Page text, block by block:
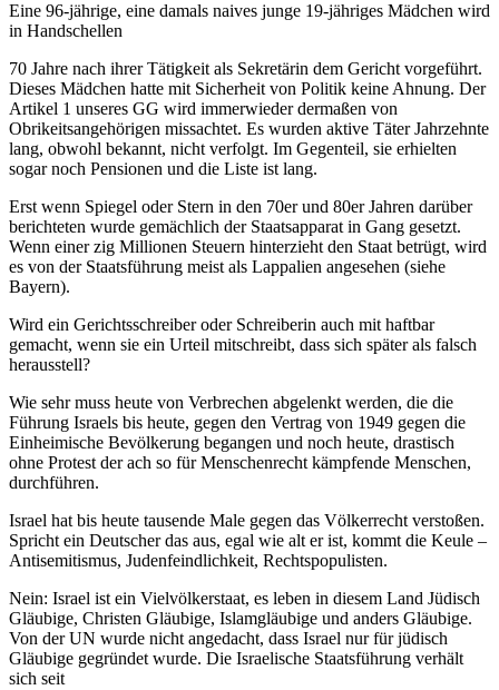
Eine 96-jährige, eine damals naives junge 19-jähriges Mädchen wird
in Handschellen
70 Jahre nach ihrer Tätigkeit als Sekretärin dem Gericht vorgeführt.
Dieses Mädchen hatte mit Sicherheit von Politik keine Ahnung. Der
Artikel 1 unseres GG wird immerwieder dermaßen von
Obrikeitsangehörigen missachtet. Es wurden aktive Täter Jahrzehnte
lang, obwohl bekannt, nicht verfolgt. Im Gegenteil, sie erhielten
sogar noch Pensionen und die Liste ist lang.
Erst wenn Spiegel oder Stern in den 70er und 80er Jahren darüber
berichteten wurde gemächlich der Staatsapparat in Gang gesetzt.
Wenn einer zig Millionen Steuern hinterzieht den Staat betrügt, wird
es von der Staatsführung meist als Lappalien angesehen (siehe
Bayern).
Wird ein Gerichtsschreiber oder Schreiberin auch mit haftbar
gemacht, wenn sie ein Urteil mitschreibt, dass sich später als falsch
herausstell?
Wie sehr muss heute von Verbrechen abgelenkt werden, die die
Führung Israels bis heute, gegen den Vertrag von 1949 gegen die
Einheimische Bevölkerung begangen und noch heute, drastisch
ohne Protest der ach so für Menschenrecht kämpfende Menschen,
durchführen.
Israel hat bis heute tausende Male gegen das Völkerrecht verstoßen.
Spricht ein Deutscher das aus, egal wie alt er ist, kommt die Keule –
Antisemitismus, Judenfeindlichkeit, Rechtspopulisten.
Nein: Israel ist ein Vielvölkerstaat, es leben in diesem Land Jüdisch
Gläubige, Christen Gläubige, Islamgläubige und anders Gläubige.
Von der UN wurde nicht angedacht, dass Israel nur für jüdisch
Gläubige gegründet wurde. Die Israelische Staatsführung verhält
sich seit